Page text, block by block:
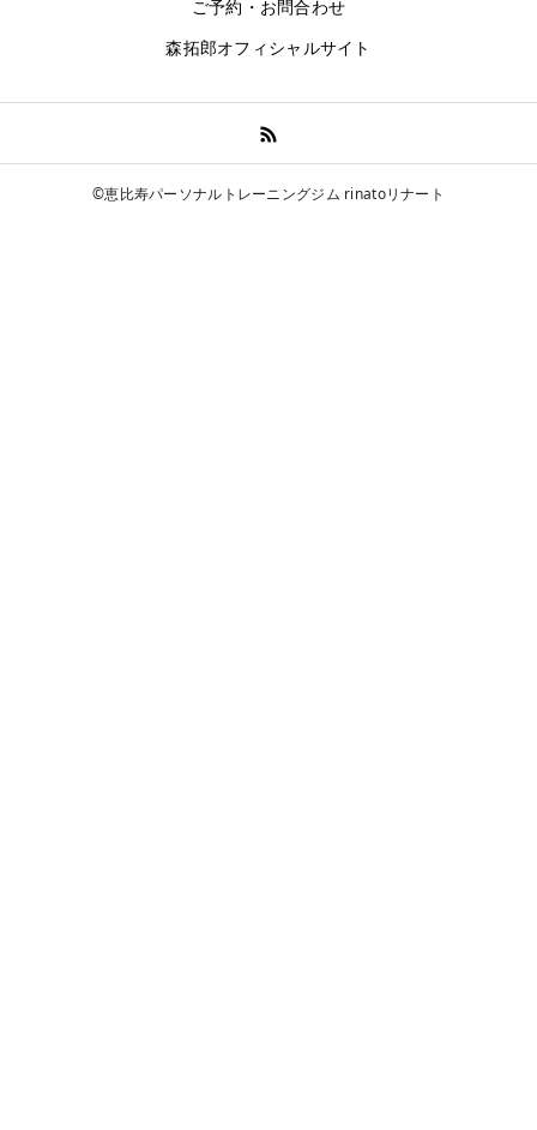
ご予約・お問合わせ
森拓郎オフィシャルサイト
©恵比寿パーソナルトレーニングジム rinatoリナート